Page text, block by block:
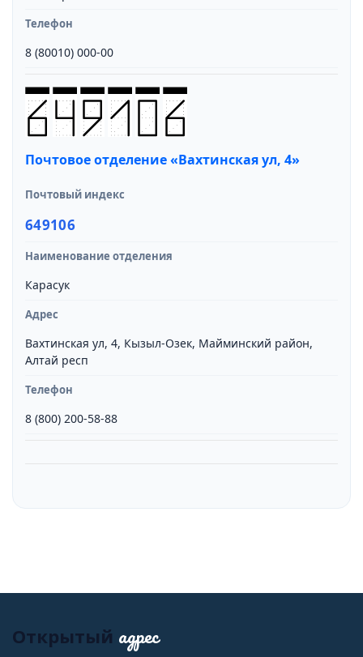
Телефон
8 (80010) 000-00
Почтовое отделение «Вахтинская ул, 4»
Почтовый индекс
649106
Наименование отделения
Карасук
Адрес
Вахтинская ул, 4, Кызыл-Озек, Майминский район,
Алтай респ
Телефон
8 (800) 200-58-88
Открытый адрес